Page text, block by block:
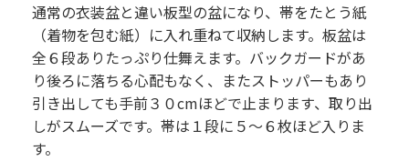
通常の衣装盆と違い板型の盆になり、帯をたとう紙
（着物を包む紙）に入れ重ねて収納します。板盆は
全６段ありたっぷり仕舞えます。バックガードがあ
り後ろに落ちる心配もなく、またストッパーもあり
引き出しても手前３０cmほどで止まります、取り出
しがスムーズです。帯は１段に５～６枚ほど入りま
す。